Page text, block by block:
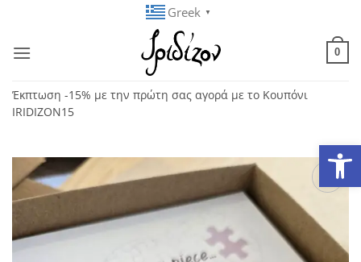
περιεχόμενο
Greek ▼
0
Έκπτωση -15% με την πρώτη σας αγορά με το Κουπόνι
IRIDIZON15
Add to
wishlist